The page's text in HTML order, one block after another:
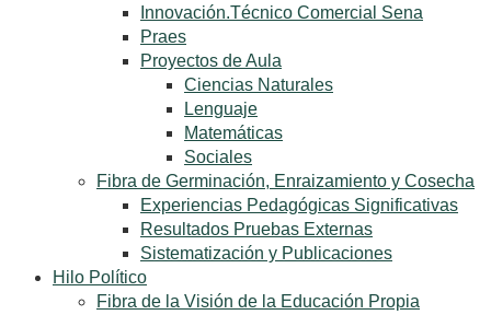
Innovación.Técnico Comercial Sena
Praes
Proyectos de Aula
Ciencias Naturales
Lenguaje
Matemáticas
Sociales
Fibra de Germinación, Enraizamiento y Cosecha
Experiencias Pedagógicas Significativas
Resultados Pruebas Externas
Sistematización y Publicaciones
Hilo Político
Fibra de la Visión de la Educación Propia